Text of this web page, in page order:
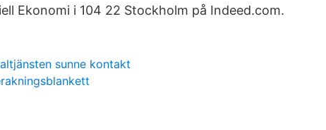
Ekonomi i 104 22 Stockholm på Indeed.com.
sunne kontakt